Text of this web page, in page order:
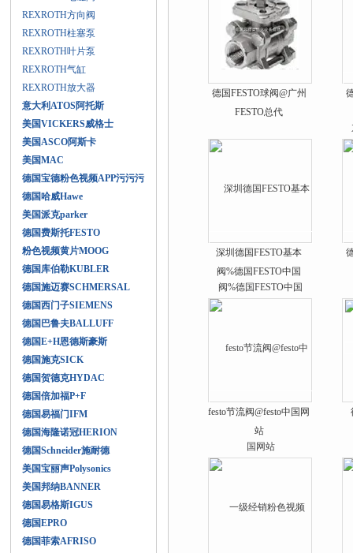
REXROTH方向阀
REXROTH柱塞泵
REXROTH叶片泵
REXROTH气缸
REXROTH放大器
意大利ATOS阿托斯
美国VICKERS威格士
美国ASCO阿斯卡
美国MAC
德国宝德粉色视频APP污污污
德国哈威Hawe
美国派克parker
德国费斯托FESTO
粉色视频黄片MOOG
德国库伯勒KUBLER
德国施迈赛SCHMERSAL
德国西门子SIEMENS
德国巴鲁夫BALLUFF
德国E+H恩德斯豪斯
德国施克SICK
德国贺德克HYDAC
德国倍加福P+F
德国易福门IFM
德国海隆诺冠HERION
德国Schneider施耐德
美国宝丽声Polysonics
美国邦纳BANNER
德国易格斯IGUS
德国EPRO
德国菲索AFRISO
德国FESTO球阀@广州
FESTO总代
深圳德国FESTO基本
阀%德国FESTO中国
festo节流阀@festo中国网
站